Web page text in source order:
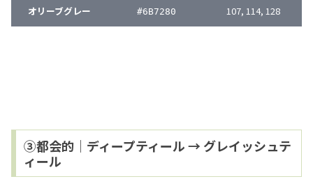
オリーブグレー #6B7280 107, 114, 128
③都会的｜ディープティール → グレイッシュテ
ィール